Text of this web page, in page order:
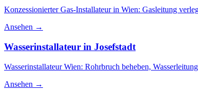
Konzessionierter Gas-Installateur in Wien: Gasleitung
Ansehen →
Wasserinstallateur in Josefstadt
Wasserinstallateur Wien: Rohrbruch beheben,
Ansehen →